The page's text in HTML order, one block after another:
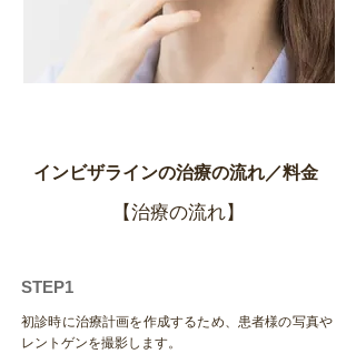
インビザラインの治療の流れ／料金
【治療の流れ】
​STEP1
初診時に治療計画を作成するため、患者様の写真や
レントゲンを撮影します。